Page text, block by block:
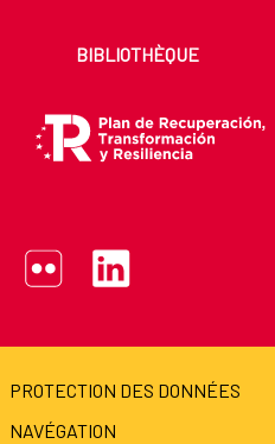
BIBLIOTHÈQUE
PROTECTION DES DONNÉES
NAVÉGATION